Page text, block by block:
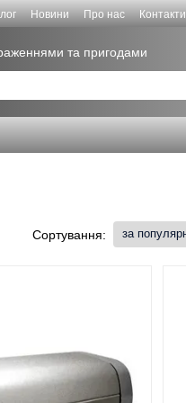
Новини Про нас Контакти
та пригодами
Сортування: за